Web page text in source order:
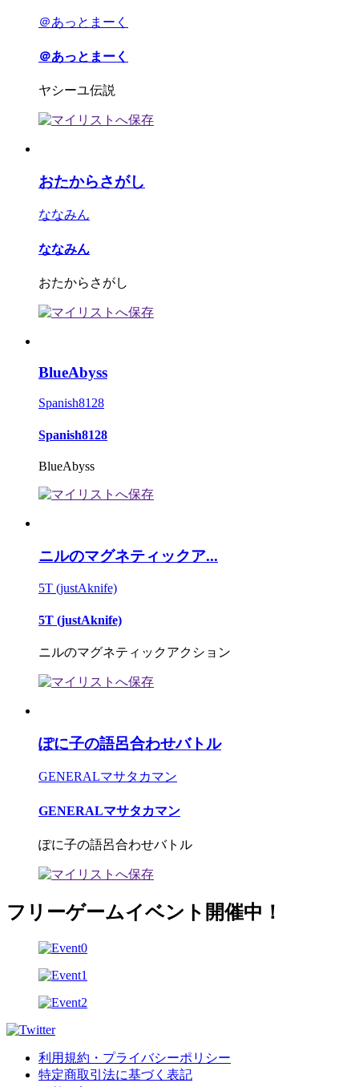
＠あっとまーく
＠あっとまーく
ヤシーユ伝説
おたからさがし
ななみん
ななみん
おたからさがし
BlueAbyss
Spanish8128
Spanish8128
BlueAbyss
ニルのマグネティックア...
5T (justAknife)
5T (justAknife)
ニルのマグネティックアクション
ぽに子の語呂合わせバトル
GENERALマサタカマン
GENERALマサタカマン
ぽに子の語呂合わせバトル
フリーゲームイベント開催中！
利用規約・プライバシーポリシー
特定商取引法に基づく表記